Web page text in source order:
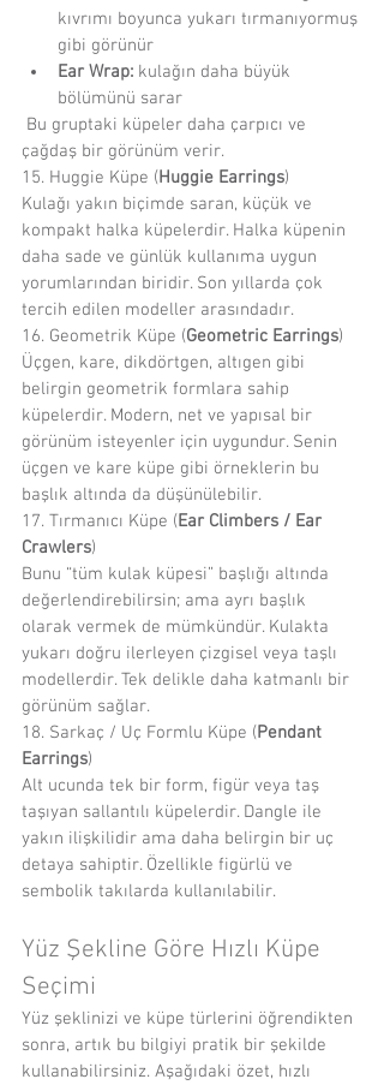
kıvrımı boyunca yukarı tırmanıyormuş
gibi görünür
Ear Wrap: kulağın daha büyük
bölümünü sarar
Bu gruptaki küpeler daha çarpıcı ve
çağdaş bir görünüm verir.
15. Huggie Küpe (Huggie Earrings)
Kulağı yakın biçimde saran, küçük ve
kompakt halka küpelerdir. Halka küpenin
daha sade ve günlük kullanıma uygun
yorumlarından biridir. Son yıllarda çok
tercih edilen modeller arasındadır.
16. Geometrik Küpe (Geometric Earrings)
Üçgen, kare, dikdörtgen, altıgen gibi
belirgin geometrik formlara sahip
küpelerdir. Modern, net ve yapısal bir
görünüm isteyenler için uygundur. Senin
üçgen ve kare küpe gibi örneklerin bu
başlık altında da düşünülebilir.
17. Tırmanıcı Küpe (Ear Climbers / Ear
Crawlers)
Bunu “tüm kulak küpesi” başlığı altında
değerlendirebilirsin; ama ayrı başlık
olarak vermek de mümkündür. Kulakta
yukarı doğru ilerleyen çizgisel veya taşlı
modellerdir. Tek delikle daha katmanlı bir
görünüm sağlar.
18. Sarkaç / Uç Formlu Küpe (Pendant
Earrings)
Alt ucunda tek bir form, figür veya taş
taşıyan sallantılı küpelerdir. Dangle ile
yakın ilişkilidir ama daha belirgin bir uç
detaya sahiptir. Özellikle figürlü ve
sembolik takılarda kullanılabilir.
Yüz Şekline Göre Hızlı Küpe
Seçimi
Yüz şeklinizi ve küpe türlerini öğrendikten
sonra, artık bu bilgiyi pratik bir şekilde
kullanabilirsiniz. Aşağıdaki özet, hızlı